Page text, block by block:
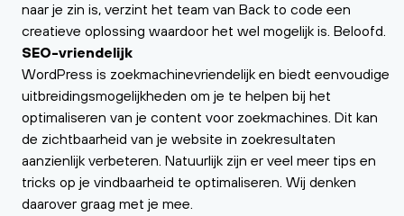
naar je zin is, verzint het team van Back to code een
creatieve oplossing waardoor het wel mogelijk is. Beloofd.
SEO-vriendelijk
WordPress is zoekmachinevriendelijk en biedt eenvoudige
uitbreidingsmogelijkheden om je te helpen bij het
optimaliseren van je content voor zoekmachines. Dit kan
de zichtbaarheid van je website in zoekresultaten
aanzienlijk verbeteren. Natuurlijk zijn er veel meer tips en
tricks op je vindbaarheid te optimaliseren. Wij denken
daarover graag met je mee.